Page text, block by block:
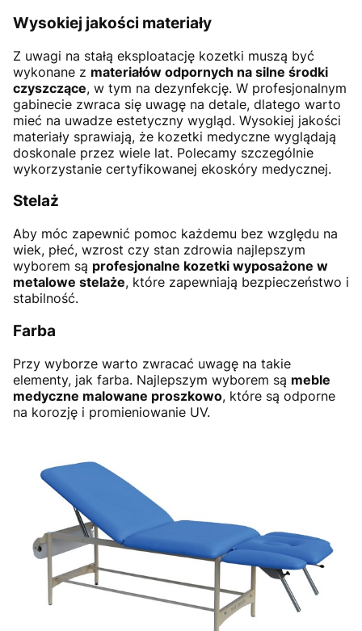
Wysokiej jakości materiały
Z uwagi na stałą eksploatację kozetki muszą być
wykonane z materiałów odpornych na silne środki
czyszczące, w tym na dezynfekcję. W profesjonalnym
gabinecie zwraca się uwagę na detale, dlatego warto
mieć na uwadze estetyczny wygląd. Wysokiej jakości
materiały sprawiają, że kozetki medyczne wyglądają
doskonale przez wiele lat. Polecamy szczególnie
wykorzystanie certyfikowanej ekoskóry medycznej.
Stelaż
Aby móc zapewnić pomoc każdemu bez względu na
wiek, płeć, wzrost czy stan zdrowia najlepszym
wyborem są profesjonalne kozetki wyposażone w
metalowe stelaże, które zapewniają bezpieczeństwo i
stabilność.
Farba
Przy wyborze warto zwracać uwagę na takie
elementy, jak farba. Najlepszym wyborem są meble
medyczne malowane proszkowo, które są odporne
na korozję i promieniowanie UV.